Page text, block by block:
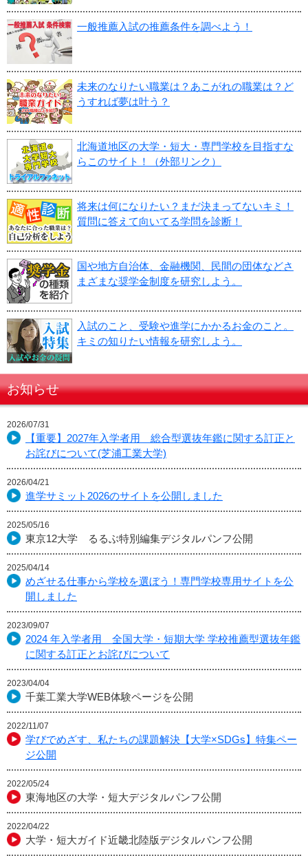
一般推薦入試の推薦条件を調べよう！
未来のなりたい職業は？あこがれの職業は？ど
うすれば夢は叶う？
北海道地区の大学・短大・専門学校を目指すな
らこのサイト！（外部リンク）
将来は何になりたい？まだ決まってないキミ！
質問に答えて向いてる学問を診断！
国や地方自治体、金融機関、民間の団体などさ
まざまな奨学金制度を研究しよう。
入試のこと、受験や進学にかかるお金のこと。
キミの知りたい情報を研究しよう。
お知らせ
2026/07/31
【重要】2027年入学者用 総合型選抜年鑑に関する訂正と
お詫びについて(芝浦工業大学)
2026/04/21
進学サミット2026のサイトを公開しました
2025/05/16
東京12大学 るるぶ特別編集デジタルパンフ公開
2025/04/14
めざせる仕事から学校を選ぼう！専門学校専用サイトを公
開しました
2023/09/07
2024 年入学者用 全国大学・短期大学 学校推薦型選抜年鑑
に関する訂正とお詫びについて
2023/04/04
千葉工業大学WEB体験ページを公開
2022/11/07
学びでめざす、私たちの課題解決【大学×SDGs】特集ペー
ジ公開
2022/05/24
東海地区の大学・短大デジタルパンフ公開
2022/04/22
大学・短大ガイド近畿北陸版デジタルパンフ公開